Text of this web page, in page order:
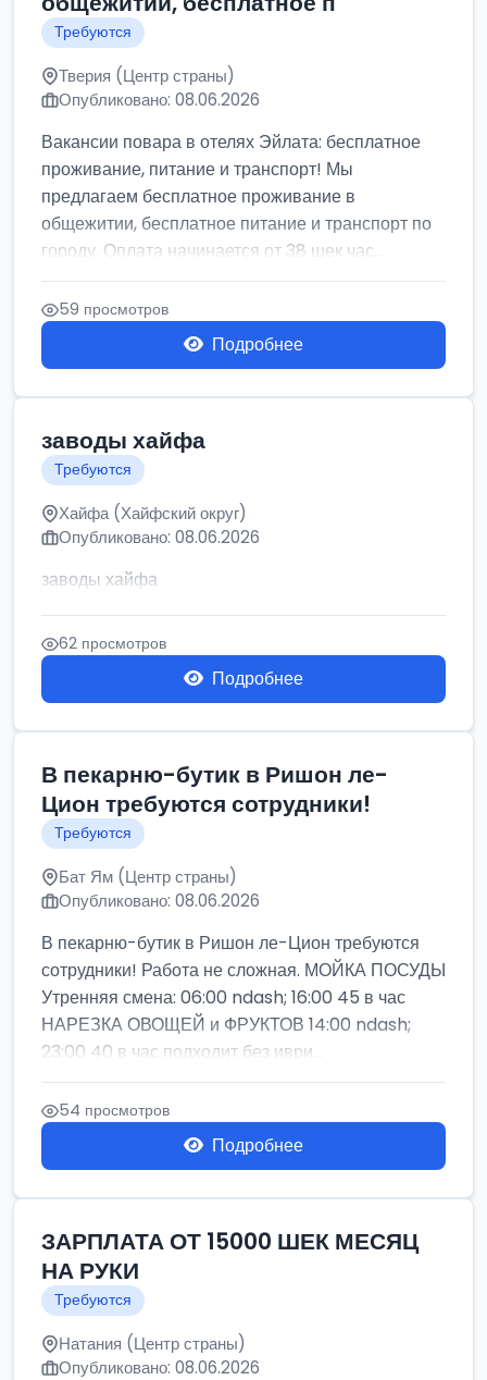
Требуются
Тверия (Центр страны)
Опубликовано: 08.06.2026
Вакансии повара в отелях Эйлата: бесплатное
проживание, питание и транспорт! Мы
предлагаем бесплатное проживание в
общежитии, бесплатное питание и транспорт по
городу. Оплата начинается от 38 шек час,...
59 просмотров
Подробнее
заводы хайфа
Требуются
Хайфа (Хайфский округ)
Опубликовано: 08.06.2026
заводы хайфа
62 просмотров
Подробнее
В пекарню-бутик в Ришон ле-
Цион требуются сотрудники!
Требуются
Бат Ям (Центр страны)
Опубликовано: 08.06.2026
В пекарню-бутик в Ришон ле-Цион требуются
сотрудники! Работа не сложная. МОЙКА ПОСУДЫ
Утренняя смена: 06:00 ndash; 16:00 45 в час
НАРЕЗКА ОВОЩЕЙ и ФРУКТОВ 14:00 ndash;
23:00 40 в час подходит без иври...
54 просмотров
Подробнее
ЗАРПЛАТА ОТ 15000 ШЕК МЕСЯЦ
НА РУКИ
Требуются
Натания (Центр страны)
Опубликовано: 08.06.2026